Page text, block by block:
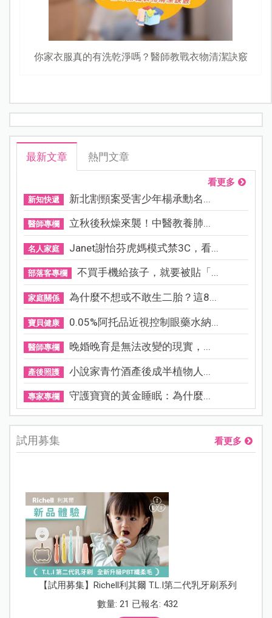
你家衣服真的有洗乾淨嗎？醫師教戰衣物清潔訣竅
最新文章 熱門文章
看更多
新知快遞 新北割頸案受害少年楊承勳名...
醫師專欄 立秋後秋燥來襲！中醫教養肺...
名人家庭 Janet謝怡芬虎媽模式禁3C，看...
部落客專欄 不買手機給孩子，就要被貼「...
家庭關係 為什麼不想或不敢生二胎？這8...
寶貝健康 0.05%阿托品近視控制眼藥水納...
醫師專欄 晚婚晚育是無法改變的現實，...
產後照護 小說家青竹酒產後成半植物人...
專家專欄 守護寶寶的黃金睡眠：為什麼...
試用募集 看更多
【試用募集】Richell利其爾 T.L.I第二代乳牙刷系列
數量: 21 已報名: 432